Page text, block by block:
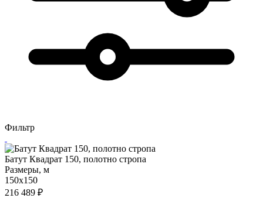
Фильтр
Батут Квадрат 150, полотно стропа
Размеры, м
150х150
216 489 ₽